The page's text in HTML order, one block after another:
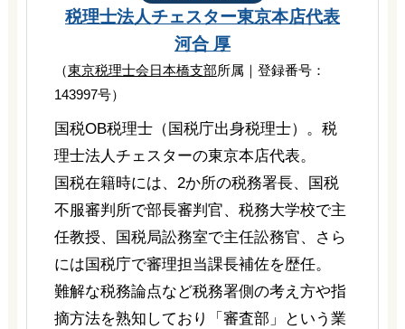
税理士法人チェスター東京本店代表
河合 厚
（東京税理士会日本橋支部所属｜登録番号：
143997号）
国税OB税理士（国税庁出身税理士）。税
理士法人チェスターの東京本店代表。
国税在籍時には、2か所の税務署長、国税
不服審判所で部長審判官、税務大学校で主
任教授、国税局訟務室で主任訟務官、さら
には国税庁で審理担当課長補佐を歴任。
難解な税務論点など税務署側の考え方や指
摘方法を熟知しており「審査部」という業